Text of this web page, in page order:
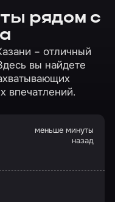
рядом с
– отличный
вы найдете
впечатлений.
меньше минуты
назад